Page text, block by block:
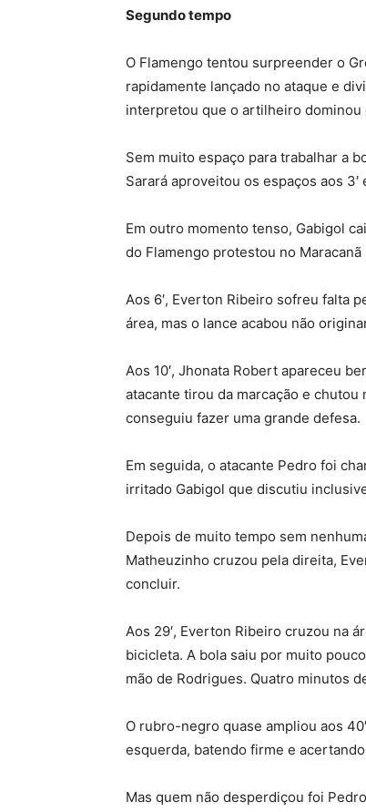
Segundo tempo
O Flamengo tentou surpreender o
rapidamente lançado no ataque e
interpretou que o artilheiro dominou
Sem muito espaço para trabalhar a
Sarará aproveitou os espaços aos
Em outro momento tenso, Gabigol
do Flamengo protestou no
Aos 6′, Everton Ribeiro sofreu falta
área, mas o lance acabou não
Aos 10′, Jhonata Robert apareceu
atacante tirou da marcação e
conseguiu fazer uma grande defesa.
Em seguida, o atacante Pedro foi
irritado Gabigol que discutiu
Depois de muito tempo sem
Matheuzinho cruzou pela direita,
concluir.
Aos 29′, Everton Ribeiro cruzou na
bicicleta. A bola saiu por muito
mão de Rodrigues. Quatro minutos
O rubro-negro quase ampliou aos
esquerda, batendo firme e
Mas quem não desperdiçou foi